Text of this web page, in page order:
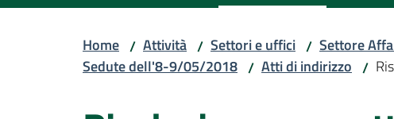
Home / Attività / Settori e uffici / Settore
Sedute dell'8-9/05/2018 / Atti di indirizzo /